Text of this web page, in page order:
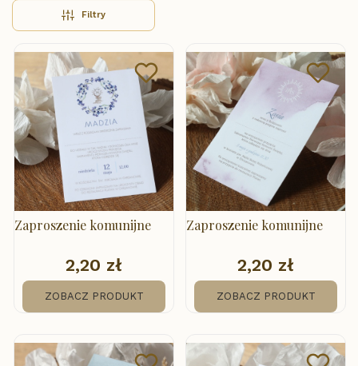
Filtry
Lista produktów
Zaproszenie komunijne
Cena
2,20 zł
ZOBACZ PRODUKT
Zaproszenie komunijne
Cena
2,20 zł
ZOBACZ PRODUKT